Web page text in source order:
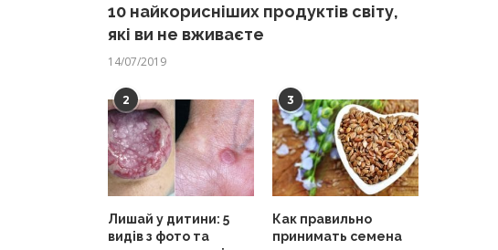
10 найкорисніших продуктів світу,
які ви не вживаєте
14/07/2019
2
Лишай у дитини: 5
видів з фото та
3
Как правильно
принимать семена